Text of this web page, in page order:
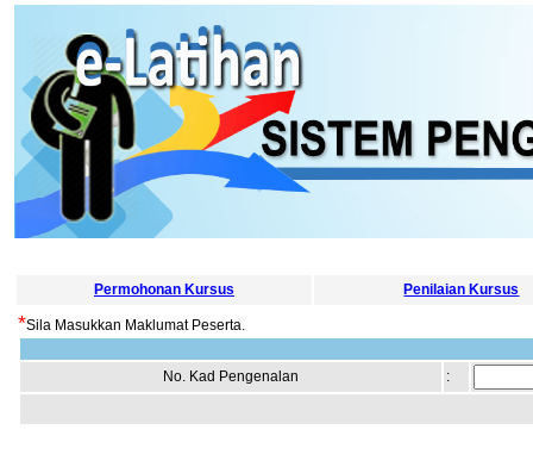
Permohonan Kursus Penilaian Kursus
*Sila Masukkan Maklumat Peserta.
No. Kad Pengenalan :